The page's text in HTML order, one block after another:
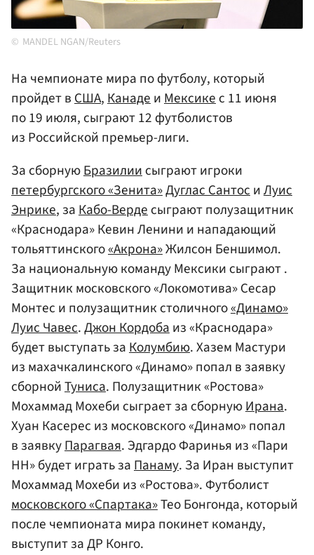
MANDEL NGAN/Reuters
На чемпионате мира по футболу, который
пройдет вСША,КанадеиМексикес 11 июня
по 19 июля, сыграют 12 футболистов
из Российской премьер-лиги.
За сборнуюБразилиисыграют игроки
петербургского «Зенита»Дуглас СантосиЛуис
Энрике, заКабо-Вердесыграют полузащитник
«Краснодара» Кевин Ленини и нападающий
тольяттинского«Акрона»Жилсон Беншимол.
За национальную команду Мексики сыграют .
Защитник московского «Локомотива» Сесар
Монтес и полузащитник столичного«Динамо»
Луис Чавес.Джон Кордобаиз «Краснодара»
будет выступать заКолумбию. Хазем Мастури
из махачкалинского «Динамо» попал в заявку
сборнойТуниса. Полузащитник «Ростова»
Мохаммад Мохеби сыграет за сборнуюИрана.
Хуан Касерес из московского «Динамо» попал
в заявкуПарагвая. Эдгардо Фаринья из «Пари
НН» будет играть заПанаму. За Иран выступит
Мохаммад Мохеби из «Ростова». Футболист
московского «Спартака»Тео Бонгонда, который
после чемпионата мира покинет команду,
выступит за ДР Конго.